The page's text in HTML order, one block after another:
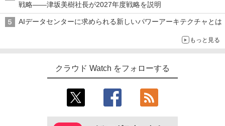
戦略――津坂美樹社長が2027年度戦略を説明
AIデータセンターに求められる新しいパワーアーキテクチャとは
もっと見る
クラウド Watch をフォローする